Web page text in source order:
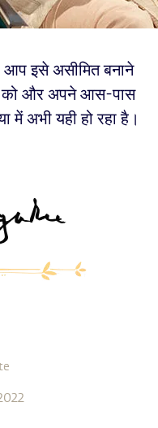
आप इसे असीमित बनाने
को और अपने आस-पास
में अभी यही हो रहा है।